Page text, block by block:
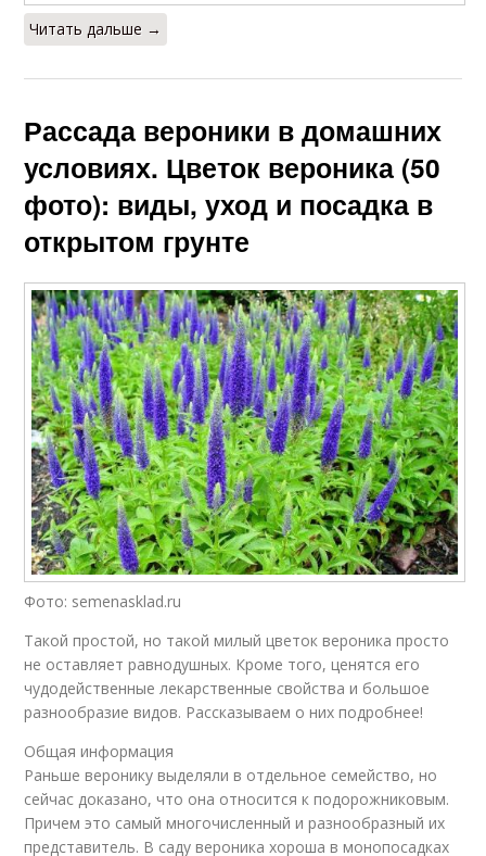
Читать дальше →
Рассада вероники в домашних
условиях. Цветок вероника (50
фото): виды, уход и посадка в
открытом грунте
Фото: semenasklad.ru
Такой простой, но такой милый цветок вероника просто
не оставляет равнодушных. Кроме того, ценятся его
чудодейственные лекарственные свойства и большое
разнообразие видов. Рассказываем о них подробнее!
Общая информация
Раньше веронику выделяли в отдельное семейство, но
сейчас доказано, что она относится к подорожниковым.
Причем это самый многочисленный и разнообразный их
представитель. В саду вероника хороша в монопосадках